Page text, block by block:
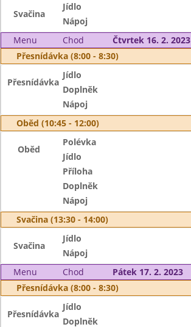
Svačina
Jídlo
Nápoj
Menu
Chod
Čtvrtek 16. 2. 2023
Přesnídávka (8:00 - 8:30)
Přesnídávka
Jídlo
Doplněk
Nápoj
Oběd (10:45 - 12:00)
Oběd
Polévka
Jídlo
Příloha
Doplněk
Nápoj
Svačina (13:30 - 14:00)
Svačina
Jídlo
Nápoj
Menu
Chod
Pátek 17. 2. 2023
Přesnídávka (8:00 - 8:30)
Přesnídávka
Jídlo
Doplněk